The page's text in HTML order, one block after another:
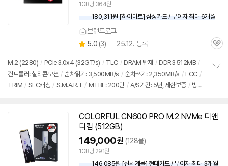
1GB당 364원
180,311원 [하이마트] 삼성카드 / 무이자 최대 6개월
브랜드로그
별
점
5.0 (상
리
뷰
3) 25.12. 등록
관
M.2 (2280) / PCIe3.0x4 (32GT/s) / TLC / DRAM 탑재 / DDR3 512MB /
컨트롤러: 실리콘모션 / 순차읽기: 3,500MB/s / 순차쓰기: 2,350MB/s / ECC /
TRIM / SLC캐싱 / S.M.A.R.T / MTBF: 200만 / A/S기간: 5년, 제한보증 / 방열
기
COLORFUL CN600 PRO M.2 NVMe 디앤
디컴 (512GB)
149,000원 (128몰)
1GB당 291원
146,085원 [신세계몰] 현대카드 / 무이자 최대 3개월